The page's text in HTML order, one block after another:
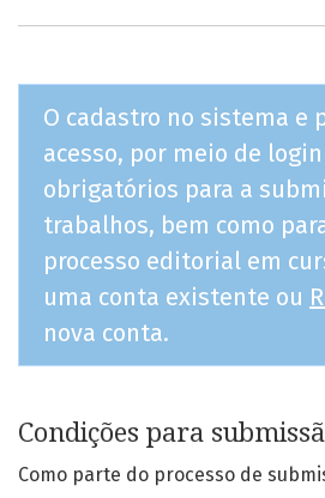
O cadastro no sistema e
acesso, por meio de
obrigatórios para a
trabalhos, bem como
processo editorial em
uma conta existente ou
nova conta.
Condições para
Como parte do processo de